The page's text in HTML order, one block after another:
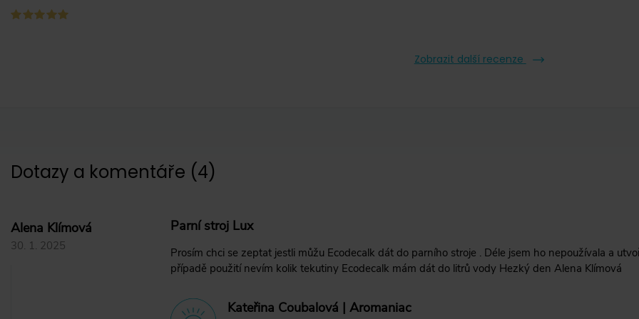
Zobrazit další recenze
Dotazy a komentáře (4)
Alena Klímová
30. 1. 2025
Parní stroj Lux
Prosím chci se zeptat jestli můžu Ecodecalk dát do parního stroje . Déle jsem ho nepoužívala a
případě použití nevím kolik tekutiny Ecodecalk mám dát do litrů vody Hezký den Alena Klímová
Kateřina Coubalová | Aromaniac